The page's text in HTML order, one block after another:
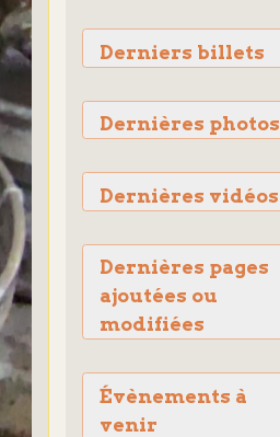
Derniers billets
Dernières photos
Dernières vidéos
Dernières pages
ajoutées ou
modifiées
Évènements à
venir